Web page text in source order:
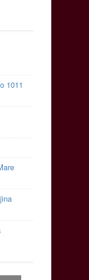
1011